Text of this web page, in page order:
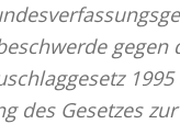
gegen
1995
des Gesetzes